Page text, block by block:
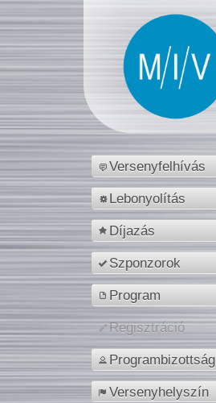
Versenyfelhívás
Lebonyolítás
Díjazás
Szponzorok
Program
Regisztráció
Programbizottság
Versenyhelyszín